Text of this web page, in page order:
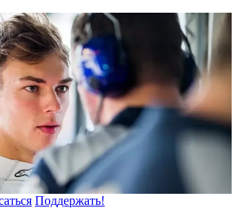
Поддержать!